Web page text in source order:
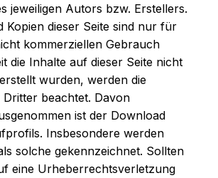
jeweiligen Autors bzw. Erstellers.
Kopien dieser Seite sind nur für
kommerziellen Gebrauch
die Inhalte auf dieser Seite nicht
wurden, werden die
beachtet. Davon
ist der Download
Insbesondere werden
solche gekennzeichnet. Sollten
eine Urheberrechtsverletzung